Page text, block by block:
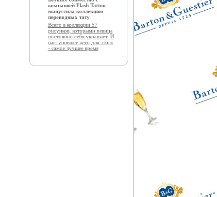
компанией Flash Tattoo
выпустила коллекцию
переводных тату
Всего в коллекции 57
рисунков, которыми певица
постоянно себя украшает. И
наступившее лето для этого
- самое лучшее время